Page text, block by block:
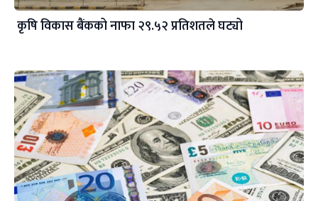
कृषि विकास बैंकको नाफा २९.५२ प्रतिशतले घट्यो